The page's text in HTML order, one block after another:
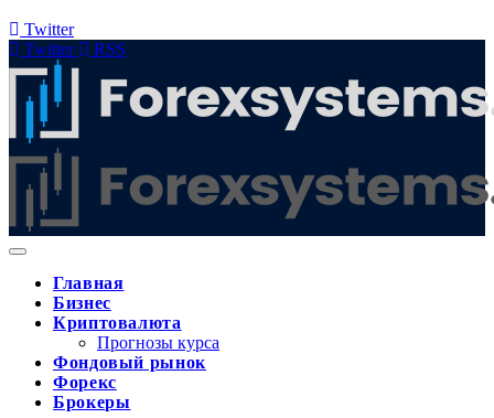
Twitter
Twitter
RSS
Главная
Бизнес
Криптовалюта
Прогнозы курса
Фондовый рынок
Форекс
Брокеры